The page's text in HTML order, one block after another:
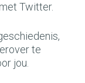
Twitter.
te
jou.